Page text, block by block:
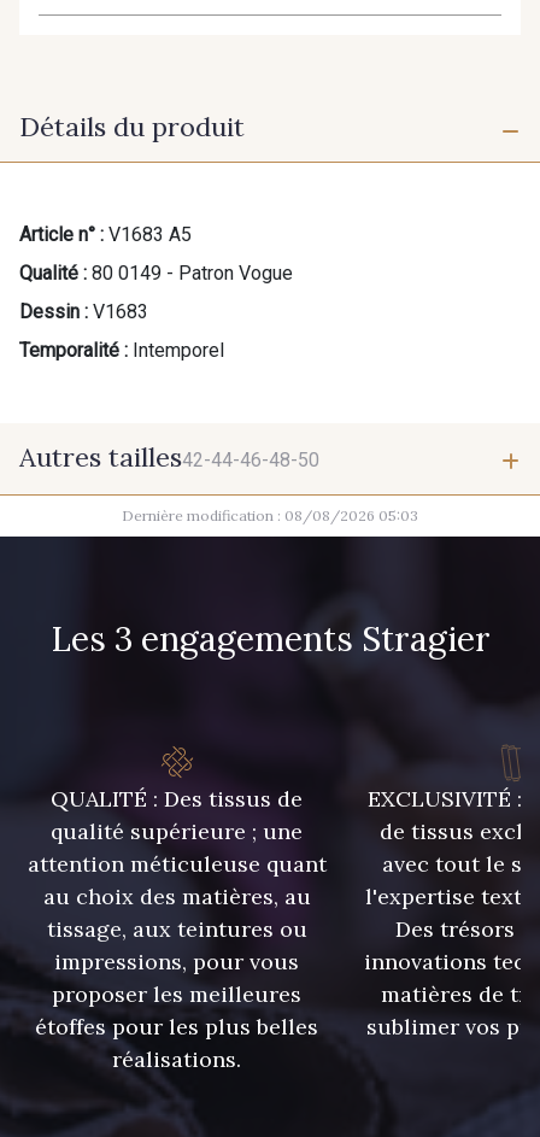
Détails du produit
Article n° : V1683 A5
Qualité : 80 0149 - Patron Vogue
Dessin : V1683
Temporalité : Intemporel
Autres tailles42-44-46-48-50
42-44-46-48-50
Dernière modification : 08/08/2026 05:03
Les 3 engagements Stragier
QUALITÉ : Des tissus de
qualité supérieure ; une
attention méticuleuse quant
au choix des matières, au
tissage, aux teintures ou
impressions, pour vous
proposer les meilleures
étoffes pour les plus belles
réalisations.
EXCLUSIVITÉ :
de tissus
avec tout le
l'expertise
Des trésors
innovations
matières de
sublimer vos